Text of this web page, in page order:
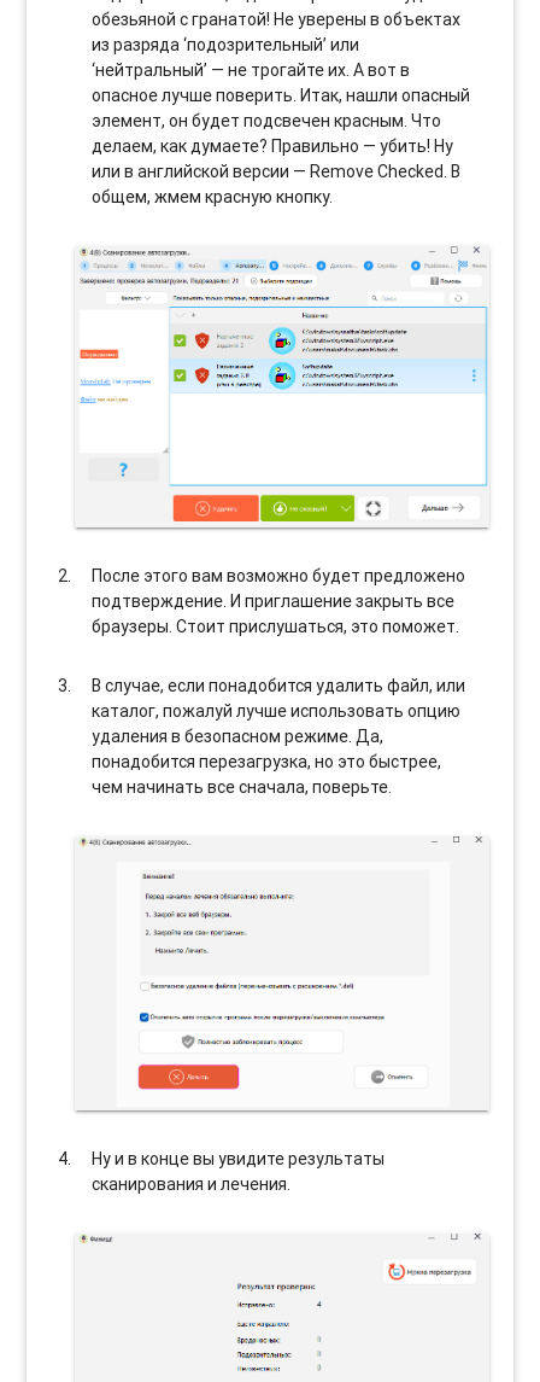
обезьяной с гранатой! Не уверены в объектах
из разряда ‘подозрительный’ или
‘нейтральный’ — не трогайте их. А вот в
опасное лучше поверить. Итак, нашли опасный
элемент, он будет подсвечен красным. Что
делаем, как думаете? Правильно — убить! Ну
или в английской версии — Remove Checked. В
общем, жмем красную кнопку.
После этого вам возможно будет предложено
подтверждение. И приглашение закрыть все
браузеры. Стоит прислушаться, это поможет.
В случае, если понадобится удалить файл, или
каталог, пожалуй лучше использовать опцию
удаления в безопасном режиме. Да,
понадобится перезагрузка, но это быстрее,
чем начинать все сначала, поверьте.
Ну и в конце вы увидите результаты
сканирования и лечения.